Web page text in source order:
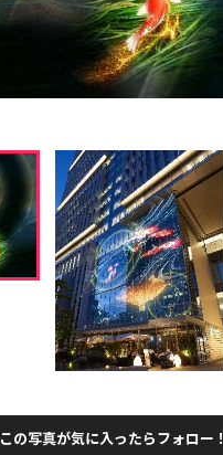
この写真が気に入ったらフォロー！